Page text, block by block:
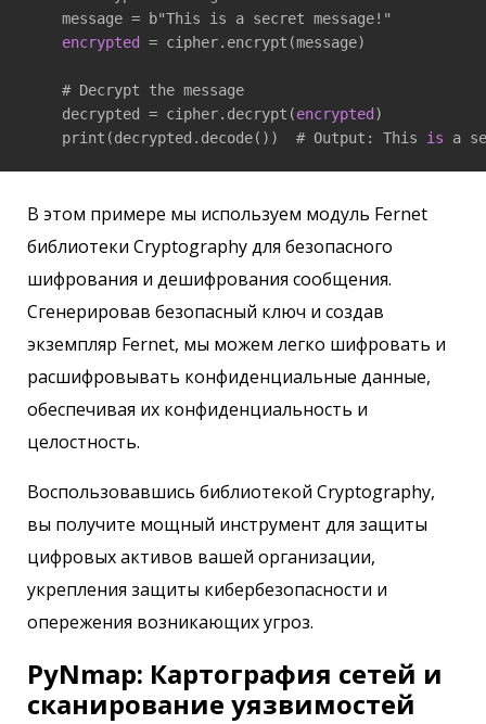
    message = b"This is a secret message!"
encrypted = cipher.encrypt(message)
    # Decrypt the message
    decrypted = cipher.decrypt(
encrypted)
    print(decrypted.decode())  # Output: This
is a
В этом примере мы используем модуль Fernet
библиотеки Cryptography для безопасного
шифрования и дешифрования сообщения.
Сгенерировав безопасный ключ и создав
экземпляр Fernet, мы можем легко шифровать и
расшифровывать конфиденциальные данные,
обеспечивая их конфиденциальность и
целостность.
Воспользовавшись библиотекой Cryptography,
вы получите мощный инструмент для защиты
цифровых активов вашей организации,
укрепления защиты кибербезопасности и
опережения возникающих угроз.
PyNmap: Картография сетей и
сканирование уязвимостей